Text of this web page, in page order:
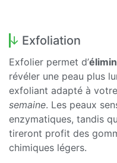
Exfoliation
Exfolier permet d’
révéler une peau plus
exfoliant adapté à
semaine. Les peaux
enzymatiques, tandis
tireront profit des
chimiques légers.